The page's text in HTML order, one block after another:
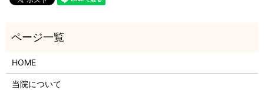
HOME
当院について